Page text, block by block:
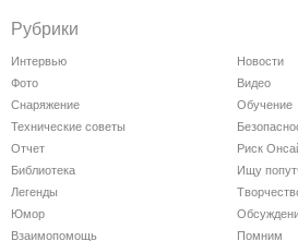
Рубрики
Интервью
Новости
Фото
Видео
Снаряжение
Обучение
Технические советы
Отчет
Риск
Библиотека
Ищу
Легенды
Юмор
Взаимопомощь
Помним